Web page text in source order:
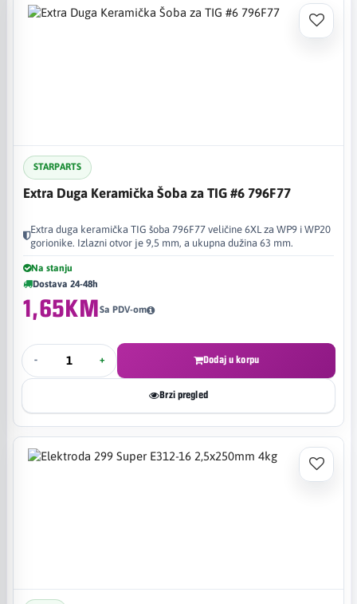
STARPARTS
Extra Duga Keramička Šoba za TIG #6 796F77
Extra duga keramička TIG šoba 796F77 veličine 6XL za WP9 i WP20
gorionike. Izlazni otvor je 9,5 mm, a ukupna dužina 63 mm.
Na stanju
Dostava 24-48h
1,65KMSa PDV-om
- + Dodaj u korpu
Brzi pregled